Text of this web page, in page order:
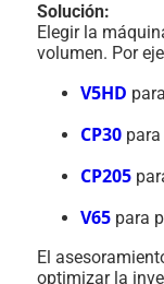
Solución:
Elegir la
volumen. Por
V5HD
CP30
CP205
V65 para
El
optimizar la